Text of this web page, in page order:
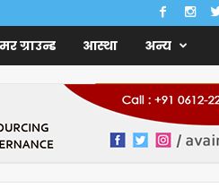
ग्राउन्ड आस्था अन्य